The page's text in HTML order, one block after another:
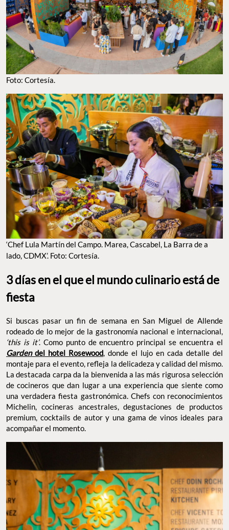
Foto: Cortesía.
‘Chef Lula Martín del Campo. Marea, Cascabel, La Barra de a
lado, CDMX’. Foto: Cortesía.
3 días en el que el mundo culinario está de
fiesta
Si buscas pasar un fin de semana en San Miguel de Allende
rodeado de lo mejor de la gastronomía nacional e internacional,
‘this is it’. Como punto de encuentro principal se encuentra el
Gardendel hotel Rosewood, donde el lujo en cada detalle del
montaje para el evento, refleja la delicadeza y calidad del mismo.
La destacada carpa da la bienvenida a las más rigurosa selección
de cocineros que dan lugar a una experiencia que siente como
una verdadera fiesta gastronómica. Chefs con reconocimientos
Michelin, cocineras ancestrales, degustaciones de productos
premium, cocktails de autor y una gama de vinos ideales para
acompañar el momento.